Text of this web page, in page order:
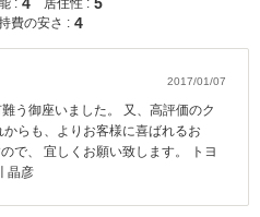
: 居住性 :
費の安さ : 4
2017/01/07
う御座いました。 又、高評価のク
らも、よりお客様に喜ばれるお
で、 宜しくお願い致します。 トヨ
晶彦